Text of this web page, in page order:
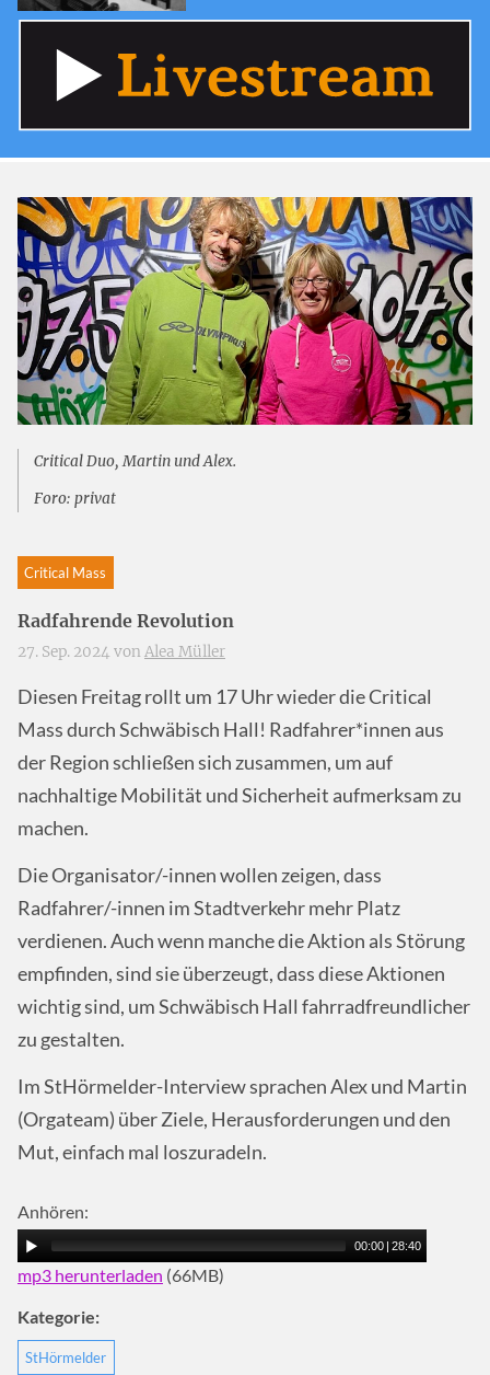
Critical Duo, Martin und Alex.
Foro: privat
Critical Mass
Radfahrende Revolution
27. Sep. 2024 von Alea Müller
Diesen Freitag rollt um 17 Uhr wieder die Critical
Mass durch Schwäbisch Hall! Radfahrer*innen aus
der Region schließen sich zusammen, um auf
nachhaltige Mobilität und Sicherheit aufmerksam zu
machen.
Die Organisator/-innen wollen zeigen, dass
Radfahrer/-innen im Stadtverkehr mehr Platz
verdienen. Auch wenn manche die Aktion als Störung
empfinden, sind sie überzeugt, dass diese Aktionen
wichtig sind, um Schwäbisch Hall fahrradfreundlicher
zu gestalten.
Im StHörmelder-Interview sprachen Alex und Martin
(Orgateam) über Ziele, Herausforderungen und den
Mut, einfach mal loszuradeln.
Anhören:
00:00 | 28:40
mp3 herunterladen (66MB)
Kategorie:
StHörmelder